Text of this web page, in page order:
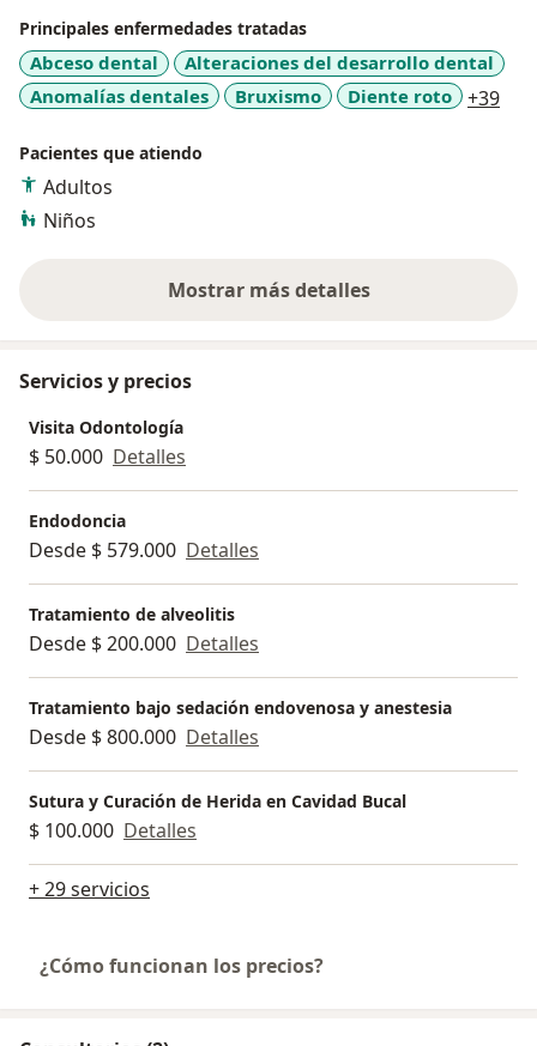
Principales enfermedades tratadas
Abceso dental
Alteraciones del desarrollo dental
Anomalías dentales
Bruxismo Diente roto +39
Pacientes que atiendo
Adultos
Niños
Mostrar más detalles
sobre la experiencia
Servicios y precios
Visita Odontología
$ 50.000 Detalles
Endodoncia
Desde $ 579.000 Detalles
Tratamiento de alveolitis
Desde $ 200.000 Detalles
Tratamiento bajo sedación endovenosa y anestesia
Desde $ 800.000 Detalles
Sutura y Curación de Herida en Cavidad Bucal
$ 100.000 Detalles
+ 29 servicios
¿Cómo funcionan los precios?